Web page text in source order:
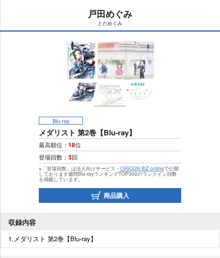
t
戸田めぐみ
とだめぐみ
Blu-ray
メダリスト 第2巻【Blu-ray】
最高順位： 18位
登場回数： 3回
※「登場回数」は法人向けサービス・ ORICON BiZ onlineで公開
しております週間Blu-rayランキングTOP300のランクイン回数
を掲載しています。
商品購入
収録内容
1.メダリスト 第2巻【Blu-ray】